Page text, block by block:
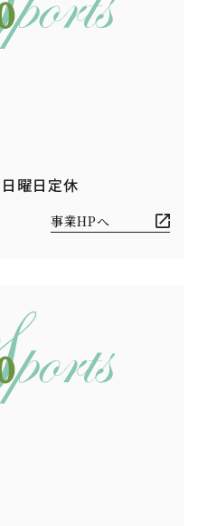
曜日定休
事業HPへ